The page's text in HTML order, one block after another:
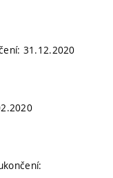
31.12.2020